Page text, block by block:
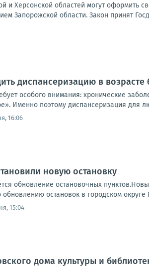
и Херсонской областей могут оформить
Запорожской области. Закон принят
диспансеризацию в возрасте
особого внимания: хронические
Именно поэтому диспансеризация для
16:06
новую остановку
обновление остановочных
остановок в городском
15:04
дома культуры и